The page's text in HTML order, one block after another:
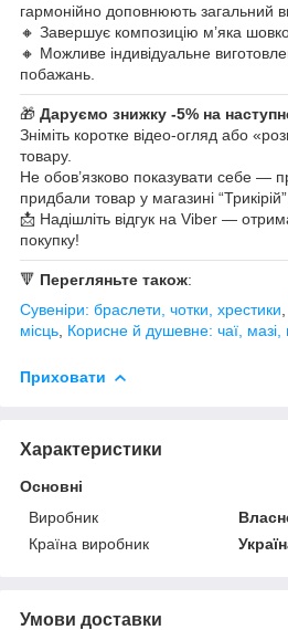
гармонійно доповнюють загальний
🔸 Завершує композицію м’яка
🔸 Можливе індивідуальне
побажань.
🎁 Даруємо знижку -5% на
Зніміть коротке відео-огляд або
товару.
Не обов’язково показувати себе —
придбали товар у магазині “Трикірій”.
📩 Надішліть відгук на Viber —
покупку!
🔻 Перегляньте також:
Сувеніри: браслети, чотки, хрестики
місць Корисне й душевне: чаї, мазі,
Приховати
Характеристики
Основні
Виробник
Країна виробник
Умови доставки